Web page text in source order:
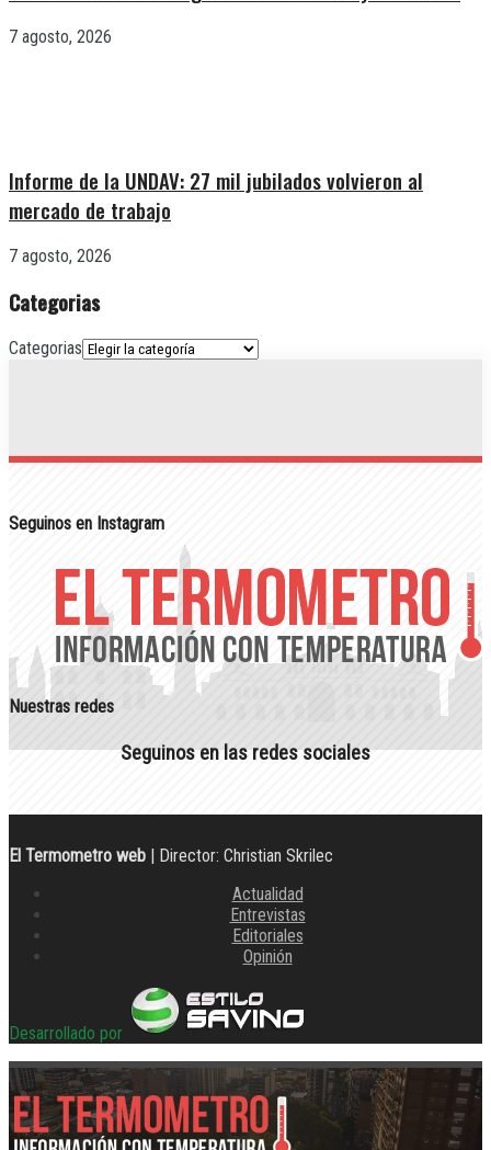
7 agosto, 2026
Informe de la UNDAV: 27 mil jubilados volvieron al
mercado de trabajo
7 agosto, 2026
Categorias
Categorias
Seguinos en Instagram
Nuestras redes
Seguinos en las redes sociales
El Termometro web | Director: Christian Skrilec
Actualidad
Entrevistas
Editoriales
Opinión
Desarrollado por